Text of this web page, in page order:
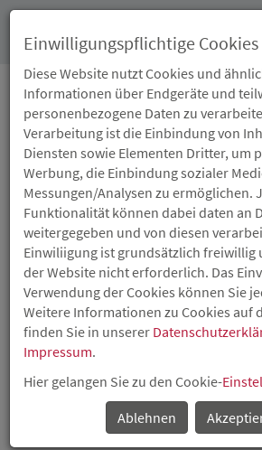
NEWS
Aufbauhilfen RLP Bearbeitungsstand
Einwilligungspflichtige Cookies
Diese Website nutzt Cookies und
Informationen über Endgeräte und
personenbezogene Daten zu
Verarbeitung ist die Einbindung von
Diensten sowie Elementen Dritter, um
Werbung, die Einbindung sozialer
Messungen/Analysen zu ermöglichen.
Funktionalität können dabei daten an
weitergegeben und von diesen
Einwiliigung ist grundsätzlich freiwillig
der Website nicht erforderlich. Das
Verwendung der Cookies können Sie
Weitere Informationen zu Cookies auf
finden Sie in unserer
Impressum.
Hier gelangen Sie zu den Cookie-
Ablehnen